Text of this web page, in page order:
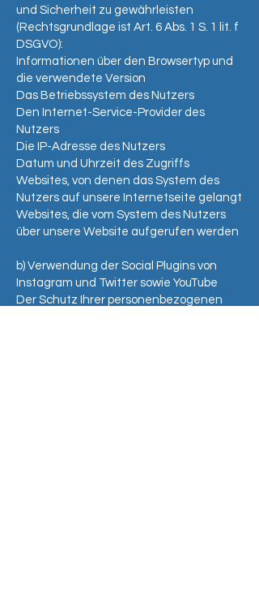
und Sicherheit zu gewährleisten
(Rechtsgrundlage ist Art. 6 Abs. 1 S. 1 lit. f
DSGVO):
Informationen über den Browsertyp und
die verwendete Version
Das Betriebssystem des Nutzers
Den Internet-Service-Provider des
Nutzers
Die IP-Adresse des Nutzers
Datum und Uhrzeit des Zugriffs
Websites, von denen das System des
Nutzers auf unsere Internetseite gelangt
Websites, die vom System des Nutzers
über unsere Website aufgerufen werden
b) Verwendung der Social Plugins von
Instagram und Twitter sowie YouTube
Der Schutz Ihrer personenbezogenen